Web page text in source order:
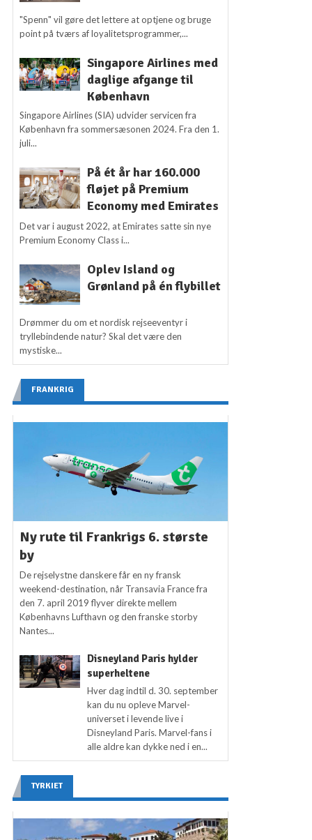
"Spenn" vil gøre det lettere at optjene og bruge
point på tværs af loyalitetsprogrammer,...
Singapore Airlines med
daglige afgange til
København
Singapore Airlines (SIA) udvider servicen fra
København fra sommersæsonen 2024. Fra den 1.
juli...
På ét år har 160.000
fløjet på Premium
Economy med Emirates
Det var i august 2022, at Emirates satte sin nye
Premium Economy Class i...
Oplev Island og
Grønland på én flybillet
Drømmer du om et nordisk rejseeventyr i
tryllebindende natur? Skal det være den
mystiske...
FRANKRIG
Ny rute til Frankrigs 6. største
by
De rejselystne danskere får en ny fransk
weekend-destination, når Transavia France fra
den 7. april 2019 flyver direkte mellem
Københavns Lufthavn og den franske storby
Nantes...
Disneyland Paris hylder
superheltene
Hver dag indtil d. 30. september
kan du nu opleve Marvel-
universet i levende live i
Disneyland Paris. Marvel-fans i
alle aldre kan dykke ned i en...
TYRKIET